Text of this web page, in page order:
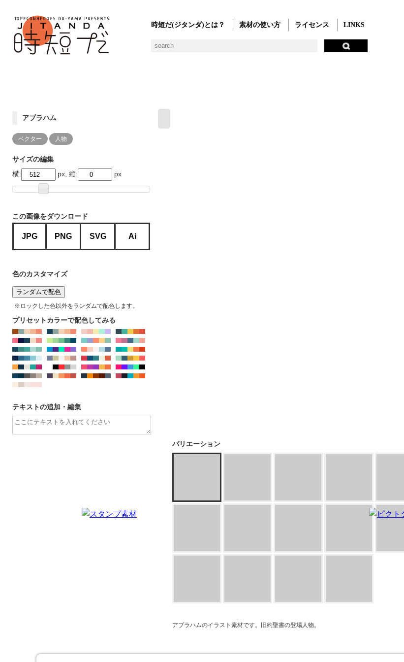
時短だ(ジタンダ)とは？ 素材の使い方 ライセンス LINKS
アブラハム
ベクター 人物
サイズの編集
横:
px, 縦: px
この画像をダウンロード
JPG PNG SVG Ai
色のカスタマイズ
ランダムで配色
※ロックした色以外をランダムで配色します。
プリセットカラーで配色してみる
テキストの追加・編集
バリエーション
アブラハムのイラスト素材です。旧約聖書の登場人物。